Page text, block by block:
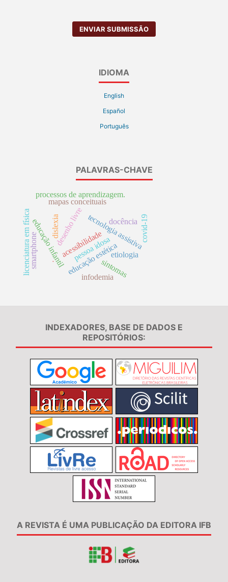
ENVIAR SUBMISSÃO
IDIOMA
English
Español
Português
PALAVRAS-CHAVE
desenho livre
educação infantileducação estética
acessibilidadetecnologia assistiva
dislexia
smartphone .
mapas conceituais
processos de aprendizagem.
licenciatura em física docência
etiologia
pessoa idosa
sintomas
infodemia
covid-19
INDEXADORES, BASE DE DADOS E
REPOSITÓRIOS:
A REVISTA É UMA PUBLICAÇÃO DA EDITORA IFB